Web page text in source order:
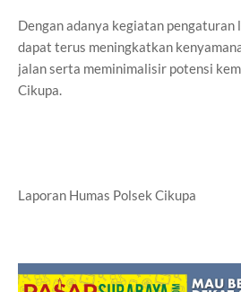
Dengan adanya kegiatan
dapat terus meningkatkan
jalan serta meminimalisir potensi
Cikupa.
Laporan Humas Polsek Cikupa